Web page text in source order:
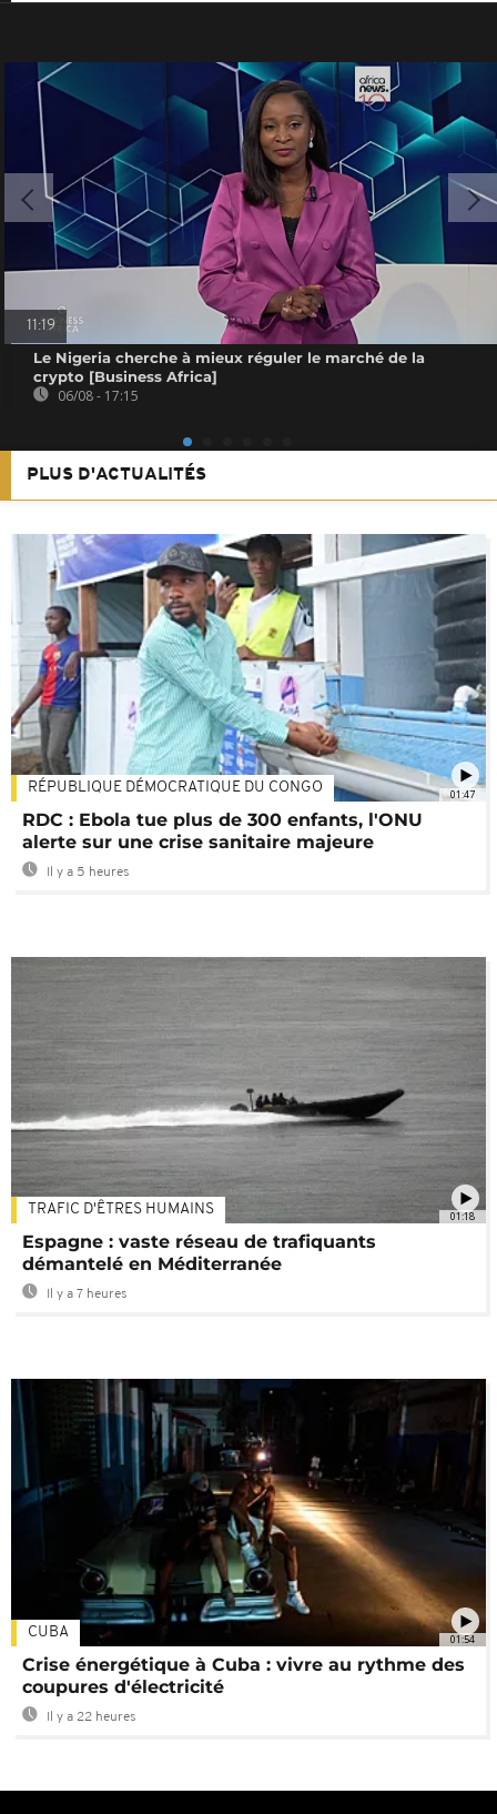
11:19
Le Nigeria cherche à mieux réguler le marché de la
crypto [Business Africa]
06/08 - 17:15
PLUS D'ACTUALITÉS
01:47
RÉPUBLIQUE DÉMOCRATIQUE DU CONGO
RDC : Ebola tue plus de 300 enfants, l'ONU
alerte sur une crise sanitaire majeure
Il y a 5 heures
01:18
TRAFIC D'ÊTRES HUMAINS
Espagne : vaste réseau de trafiquants
démantelé en Méditerranée
Il y a 7 heures
01:54
CUBA
Crise énergétique à Cuba : vivre au rythme des
coupures d'électricité
Il y a 22 heures